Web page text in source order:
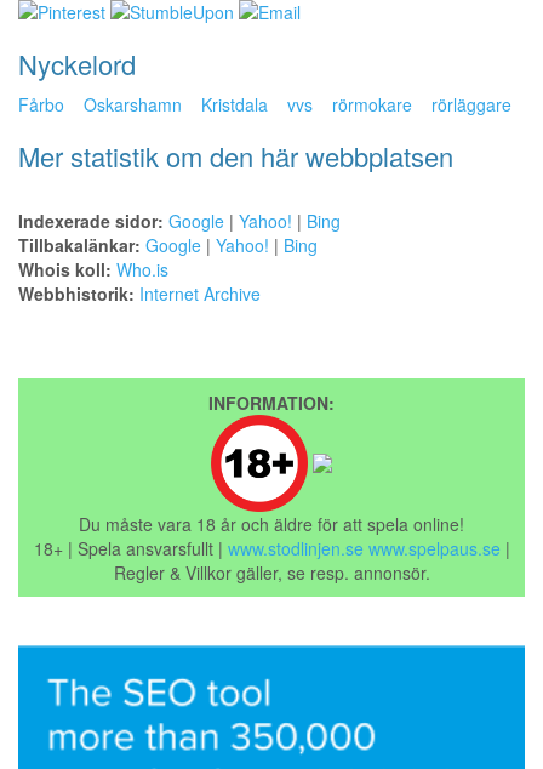
Nyckelord
Fårbo Oskarshamn Kristdala vvs rörmokare rörläggare
Mer statistik om den här webbplatsen
Indexerade sidor: Google | Yahoo! | Bing
Tillbakalänkar: Google | Yahoo! | Bing
Whois koll: Who.is
Webbhistorik: Internet Archive
INFORMATION:
Du måste vara 18 år och äldre för att spela online!
18+ | Spela ansvarsfullt | www.stodlinjen.se www.spelpaus.se |
Regler & Villkor gäller, se resp. annonsör.